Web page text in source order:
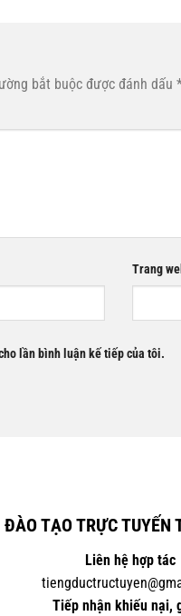
bắt buộc được đánh dấu
Trang
lần bình luận kế tiếp của tôi.
ĐÀO TẠO TRỰC TUYẾN
Liên hệ hợp tác
Tiếp nhận khiếu nại,